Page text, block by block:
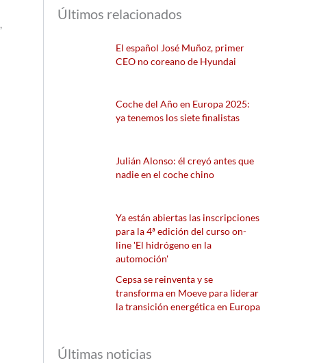
Últimos relacionados
El español José Muñoz, primer
CEO no coreano de Hyundai
Coche del Año en Europa 2025:
ya tenemos los siete finalistas
Julián Alonso: él creyó antes que
nadie en el coche chino
Ya están abiertas las inscripciones
para la 4ª edición del curso on-
line 'El hidrógeno en la
automoción'
Cepsa se reinventa y se
transforma en Moeve para liderar
la transición energética en Europa
Últimas noticias